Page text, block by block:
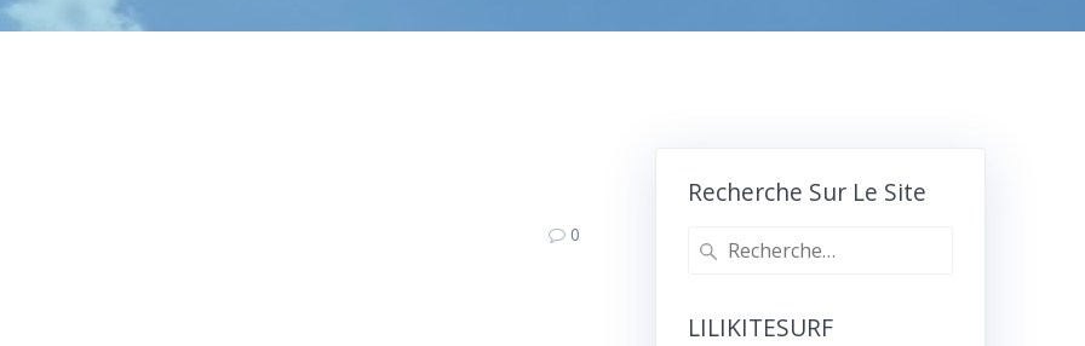
0
Recherche Sur Le Site
Recherche
LILIKITESURF